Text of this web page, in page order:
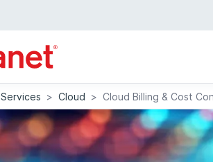
Services > Cloud > Cloud Billing & Cost